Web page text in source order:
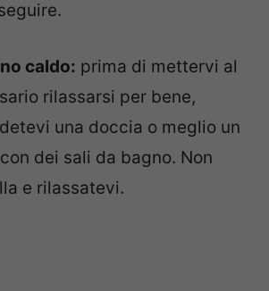
caldo: prima di mettervi al
rilassarsi per bene,
una doccia o meglio un
dei sali da bagno. Non
e rilassatevi.